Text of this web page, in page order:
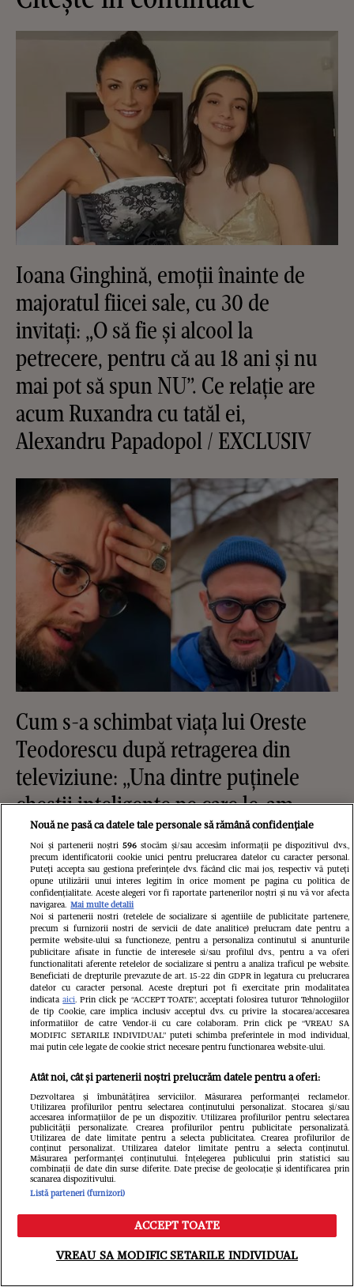
Ioana Ginghină, emoții înainte de
majoratul fiicei sale, cu 30 de
invitați: „O să fie și alcool la
petrecere, pentru că au 18 ani și nu
mai pot să spun NU”. Ce relație are
acum Ruxandra cu tatăl ei,
Alexandru Papadopol / EXCLUSIV
Cum s-a schimbat viața lui Oreste
Teodorescu după retragerea din
televiziune: „Una dintre puținele
chestii inteligente pe care le-am
făcut în viața mea a fost că am fugit
de și din București”
FANATIK.RO
Cine este Aymen Boutoutaou, cel
mai scump transfer al verii la FCSB!
Unde excelează și ce puncte slabe
are: „Îmi place să provoc”
Meniu Caută
Nouă ne pasă ca datele tale personale să rămână confidențiale
Noi și partenerii noștri 596stocăm și/sau accesăm informații pe dispozitivul dvs.,
precum identificatorii cookie unici pentru prelucrarea datelor cu caracter personal.
Puteți accepta sau gestiona preferințele dvs. făcând clic mai jos, respectiv vă puteți
opune utilizării unui interes legitim în orice moment pe pagina cu politica de
confidențialitate. Aceste alegeri vor fi raportate partenerilor noștri și nu vă vor afecta
navigarea. Mai multe detalii
Noi si partenerii nostri (retelele de socializare si agentiile de publicitate partenere,
precum si furnizorii nostri de servicii de date analitice) prelucram date pentru a
permite website-ului sa functioneze, pentru a personaliza continutul si anunturile
publicitare afisate in functie de interesele si/sau profilul dvs., pentru a va oferi
functionalitati aferente retelelor de socializare si pentru a analiza traficul pe website.
Beneficiati de drepturile prevazute de art. 15-22 din GDPR in legatura cu prelucrarea
datelor cu caracter personal. Aceste drepturi pot fi exercitate prin modalitatea
indicataaici. Prin click pe “ACCEPT TOATE”, acceptati folosirea tuturor Tehnologiilor
de tip Cookie, care implica inclusiv acceptul dvs. cu privire la stocarea/accesarea
informatiilor de catre Vendor-ii cu care colaboram. Prin click pe “VREAU SA
MODIFIC SETARILE INDIVIDUAL” puteti schimba preferintele in mod individual,
mai putin cele legate de cookie strict necesare pentru functionarea website-ului.
Atât noi, cât și partenerii noștri prelucrăm datele pentru a oferi:
Dezvoltarea și îmbunătățirea serviciilor. Măsurarea performanței reclamelor.
Utilizarea profilurilor pentru selectarea conținutului personalizat. Stocarea și/sau
accesarea informațiilor de pe un dispozitiv. Utilizarea profilurilor pentru selectarea
publicității personalizate. Crearea profilurilor pentru publicitate personalizată.
Utilizarea de date limitate pentru a selecta publicitatea. Crearea profilurilor de
conținut personalizat. Utilizarea datelor limitate pentru a selecta conținutul.
Măsurarea performanței conținutului. Înțelegerea publicului prin statistici sau
combinații de date din surse diferite. Date precise de geolocație și identificarea prin
scanarea dispozitivului.
Listă parteneri (furnizori)
ACCEPT TOATE
VREAU SA MODIFIC SETARILE INDIVIDUAL